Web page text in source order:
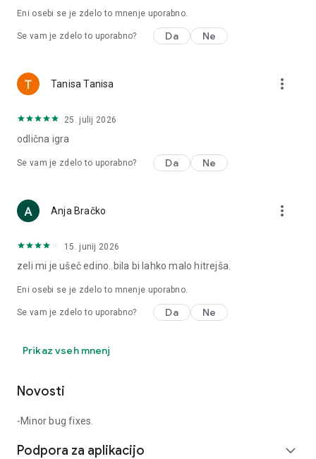
podjetje in postanite največji picerijski magnat!
Podpora: help.pizza@supercent.io
Eni osebi se je zdelo to mnenje uporabno.
Se vam je zdelo to uporabno? Da Ne
Tanisa Tanisa more_vert
25. julij 2026
odlična igra
Se vam je zdelo to uporabno? Da Ne
Anja Bračko more_vert
15. junij 2026
zeli mi je ušeč edino..bila bi lahko malo hitrejša.
Eni osebi se je zdelo to mnenje uporabno.
Se vam je zdelo to uporabno? Da Ne
Prikaz vseh mnenj
Novosti
-Minor bug fixes.
Podpora za aplikacijo expand_more